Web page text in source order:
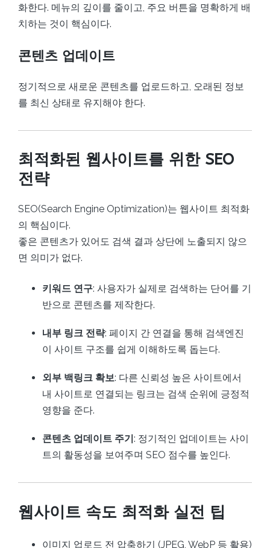
화한다. 메뉴의 깊이를 줄이고, 주요 버튼을 명확하게 배
치하는 것이 핵심이다.
콘텐츠 업데이트
정기적으로 새로운 콘텐츠를 업로드하고, 오래된 정보
를 최신 상태로 유지해야 한다.
최적화된 웹사이트를 위한 SEO
전략
SEO(Search Engine Optimization)는 웹사이트 최적화
의 핵심이다.
좋은 콘텐츠가 있어도 검색 결과 상단에 노출되지 않으
면 의미가 없다.
키워드 연구: 사용자가 실제로 검색하는 단어를 기
반으로 콘텐츠를 제작한다.
내부 링크 전략: 페이지 간 연결을 통해 검색엔진
이 사이트 구조를 쉽게 이해하도록 돕는다.
외부 백링크 확보: 다른 신뢰성 높은 사이트에서
내 사이트로 연결되는 링크는 검색 순위에 긍정적
영향을 준다.
콘텐츠 업데이트 주기: 정기적인 업데이트는 사이
트의 활동성을 보여주며 SEO 점수를 높인다.
웹사이트 속도 최적화 실전 팁
이미지 업로드 전 압축하기 (JPEG, WebP 등 활용)